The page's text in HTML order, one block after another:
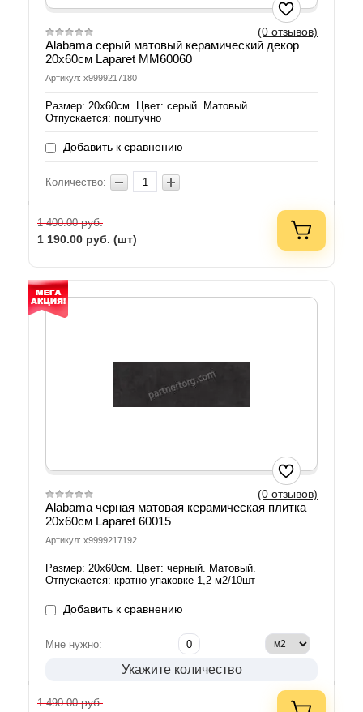
(0 отзывов)
Alabama серый матовый керамический декор
20х60см Laparet MM60060
Артикул: х9999217180
Размер: 20х60см. Цвет: серый. Матовый.
Отпускается: поштучно
Добавить к сравнению
Количество:
1 400.00руб.
1 190.00 руб. (шт)
(0 отзывов)
Alabama черная матовая керамическая плитка
20х60см Laparet 60015
Артикул: х9999217192
Размер: 20х60см. Цвет: черный. Матовый.
Отпускается: кратно упаковке 1,2 м2/10шт
Добавить к сравнению
Мне нужно:
Укажите количество
1 490.00руб.